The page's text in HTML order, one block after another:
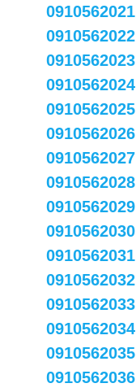
0910562021
0910562022
0910562023
0910562024
0910562025
0910562026
0910562027
0910562028
0910562029
0910562030
0910562031
0910562032
0910562033
0910562034
0910562035
0910562036